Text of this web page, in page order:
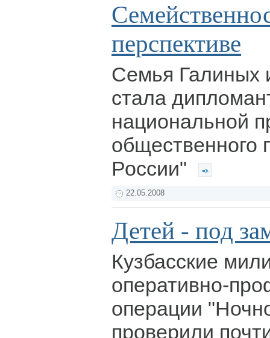
перспективе
Семья Галиных
стала
национальной
общественного
России"
22.05.2008
Детей - под
Кузбасские
оперативно-
операции
проверили